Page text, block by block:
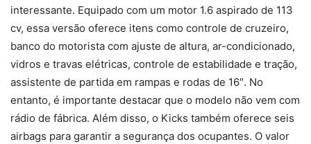
interessante. Equipado com um motor 1.6 aspirado de 113
cv, essa versão oferece itens como controle de cruzeiro,
banco do motorista com ajuste de altura, ar-condicionado,
vidros e travas elétricas, controle de estabilidade e tração,
assistente de partida em rampas e rodas de 16″. No
entanto, é importante destacar que o modelo não vem com
rádio de fábrica. Além disso, o Kicks também oferece seis
airbags para garantir a segurança dos ocupantes. O valor